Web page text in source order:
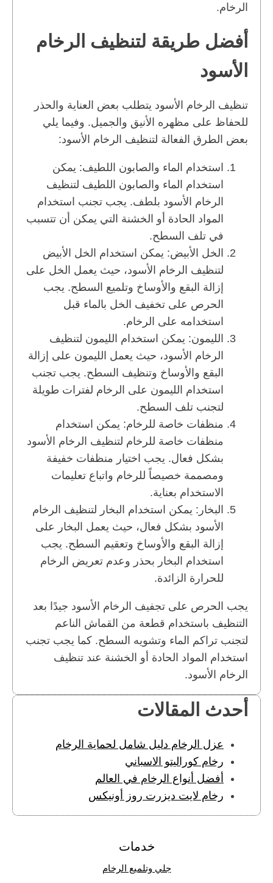
الرخام.
أفضل طريقة لتنظيف الرخام
الأسود
تنظيف الرخام الأسود يتطلب بعض العناية والحذر
للحفاظ على مظهره الأنيق والجميل. وفيما يلي
بعض الطرق الفعالة لتنظيف الرخام الأسود:
استخدام الماء والصابون اللطيف: يمكن
استخدام الماء والصابون اللطيف لتنظيف
الرخام الأسود بلطف. يجب تجنب استخدام
المواد الحادة أو الخشنة التي يمكن أن تتسبب
في تلف السطح.
الخل الأبيض: يمكن استخدام الخل الأبيض
لتنظيف الرخام الأسود، حيث يعمل الخل على
إزالة البقع والأوساخ وتلميع السطح. يجب
الحرص على تخفيف الخل بالماء قبل
استخدامه على الرخام.
الليمون: يمكن استخدام الليمون لتنظيف
الرخام الأسود، حيث يعمل الليمون على إزالة
البقع والأوساخ وتنظيف السطح. يجب تجنب
استخدام الليمون على الرخام لفترات طويلة
لتجنب تلف السطح.
منظفات خاصة للرخام: يمكن استخدام
منظفات خاصة للرخام لتنظيف الرخام الأسود
بشكل فعال. يجب اختيار منظفات خفيفة
ومصممة خصيصاً للرخام واتباع تعليمات
الاستخدام بعناية.
البخار: يمكن استخدام البخار لتنظيف الرخام
الأسود بشكل فعال، حيث يعمل البخار على
إزالة البقع والأوساخ وتعقيم السطح. يجب
استخدام البخار بحذر وعدم تعريض الرخام
للحرارة الزائدة.
يجب الحرص على تجفيف الرخام الأسود جيدًا بعد
التنظيف باستخدام قطعة من القماش الناعم
لتجنب تراكم الماء وتشويه السطح. كما يجب تجنب
استخدام المواد الحادة أو الخشنة عند تنظيف
الرخام الأسود.
أحدث المقالات
عزل الرخام دليل شامل لحماية الرخام
رخام كوراليتو الاسباني
أفضل أنواع الرخام في العالم
رخام لايت ديزرت روز أونيكس
خدمات
جلي وتلميع الرخام